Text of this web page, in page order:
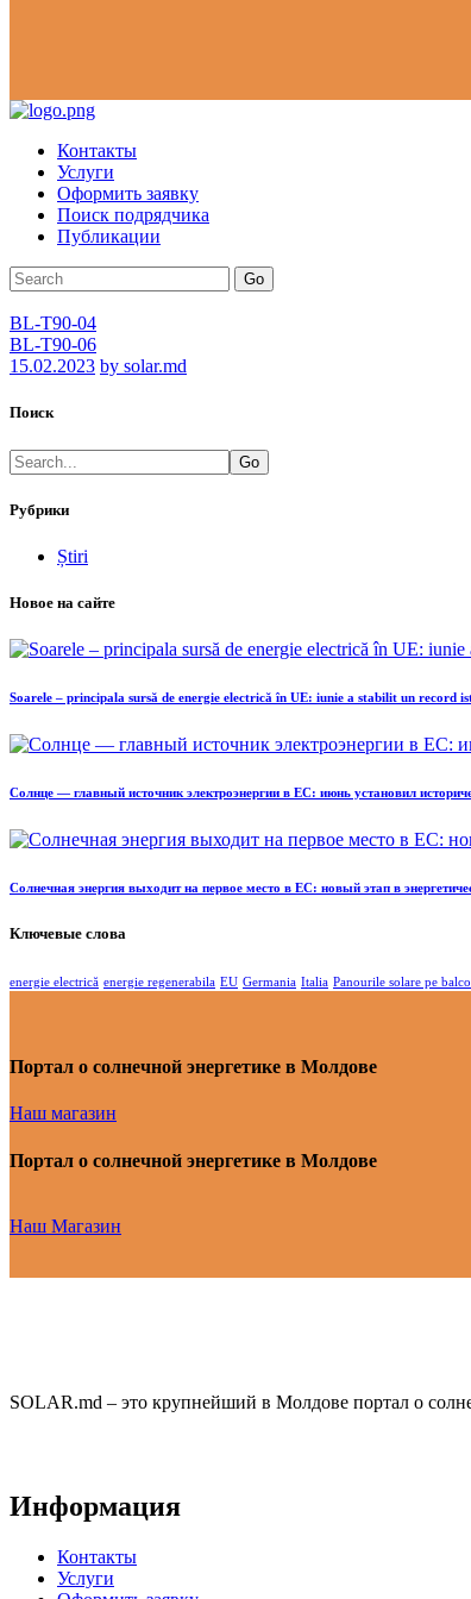
Контакты
Услуги
Оформить заявку
Поиск подрядчика
Публикации
Go
BL-T90-04
BL-T90-06
15.02.2023 by solar.md
Поиск
Go
Рубрики
Știri
Новое на сайте
Soarele – principala sursă de energie electrică în UE: iunie a stabilit un record
Солнце — главный источник электроэнергии в ЕС: июнь установил
Солнечная энергия выходит на первое место в ЕС: новый этап в
Ключевые слова
energie electrică energie regenerabila EU Germania Italia Panourile solare pe
Портал о солнечной энергетике в Молдове
Наш магазин
Портал о солнечной энергетике в Молдове
Наш Магазин
SOLAR.md – это крупнейший в Молдове портал о
Информация
Контакты
Услуги